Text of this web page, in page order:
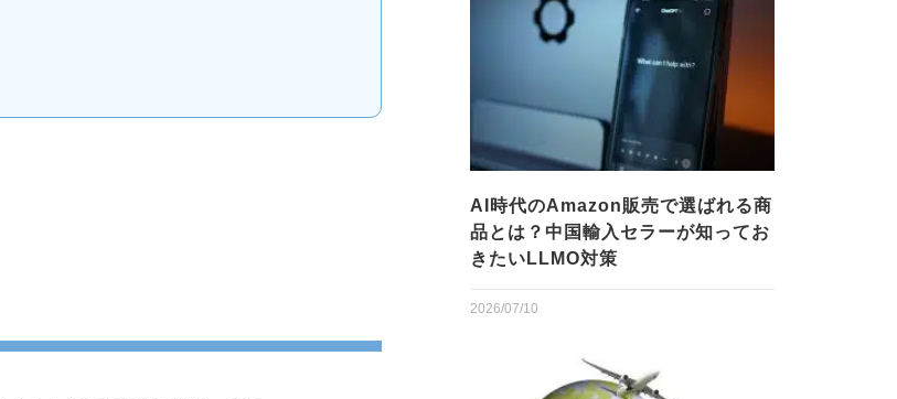
AI時代のAmazon販売で選ばれる商
品とは？中国輸入セラーが知ってお
きたいLLMO対策
2026/07/10